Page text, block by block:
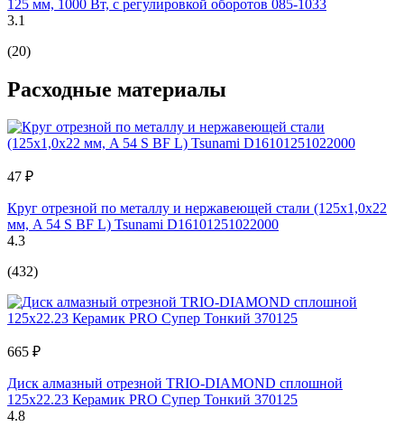
125 мм, 1000 Вт, с регулировкой оборотов 085-1033
3.1
(20)
Расходные материалы
47 ₽
Круг отрезной по металлу и нержавеющей стали (125х1,0х22
мм, A 54 S BF L) Tsunami D16101251022000
4.3
(432)
665 ₽
Диск алмазный отрезной TRIO-DIAMOND сплошной
125x22.23 Керамик PRO Супер Тонкий 370125
4.8